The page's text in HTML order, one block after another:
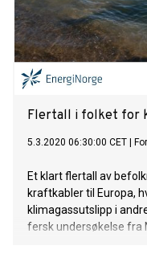
Flertall i folket for
5.3.2020 06:30:00 CET
Et klart flertall av
kraftkabler til Europa,
klimagassutslipp i
fersk undersøkelse fra